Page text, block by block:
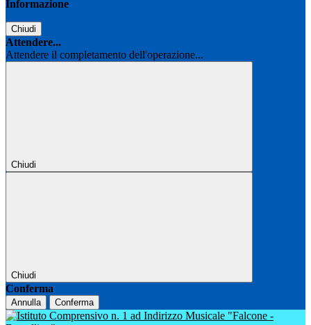
Informazione
Chiudi
Attendere...
Attendere il completamento dell'operazione...
Chiudi
Chiudi
Conferma
Annulla Conferma